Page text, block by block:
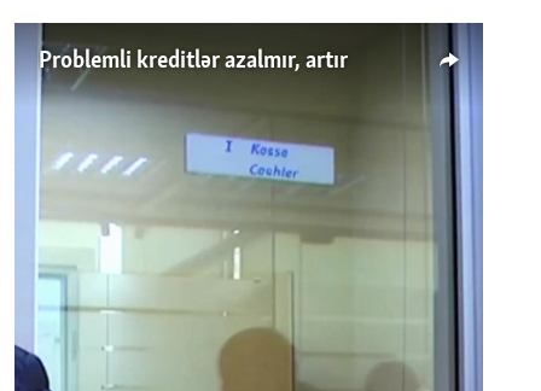
Problemli kreditlər azalmır, artır